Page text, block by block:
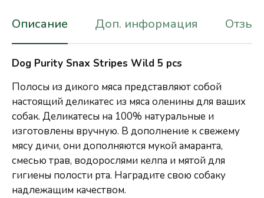
Описание Доп. информация
Dog Purity Snax Stripes Wild 5 pcs
Полосы из дикого мяса представляют собой
настоящий деликатес из мяса оленины для ваших
собак. Деликатесы на 100% натуральные и
изготовлены вручную. В дополнение к свежему
мясу дичи, они дополняются мукой амаранта,
смесью трав, водорослями келпа и мятой для
гигиены полости рта. Наградите свою собаку
надлежащим качеством.